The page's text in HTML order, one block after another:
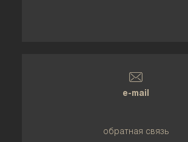
e-mail
обратная связь